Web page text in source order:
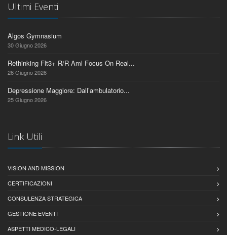
Ultimi Eventi
Algos Gymnasium
30 Giugno 2026
Rethinking Flt3+ R/R Aml Focus On Real...
26 Giugno 2026
Depressione Maggiore: Dall’ambulatorio...
25 Giugno 2026
Link Utili
VISION AND MISSION
CERTIFICAZIONI
CONSULENZA STRATEGICA
GESTIONE EVENTI
ASPETTI MEDICO-LEGALI